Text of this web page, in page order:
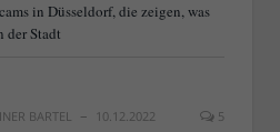
in Düsseldorf, die zeigen, was
der Stadt
BARTEL 10.12.2022 5